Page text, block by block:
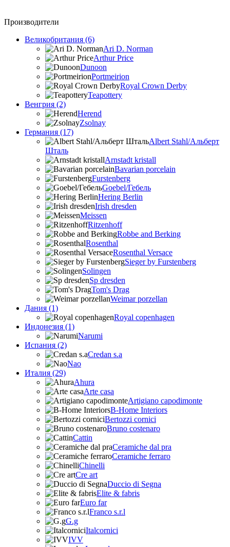
Производители
Великобритания (6)
Ari D. Norman
Arthur Price
Dunoon
Portmeirion
Royal Crown Derby
Teapottery
Венгрия (2)
Herend
Zsolnay
Германия (17)
Albert Stahl/Альбеpт
Шталь
Arnstadt kristall
Bavarian porcelain
Furstenberg
Goebel/Гебель
Hering Berlin
Irish dresden
Meissen
Ritzenhoff
Robbe and Berking
Rosenthal
Rosenthal Versace
Sieger by Furstenberg
Solingen
Sp dresden
Tom's Drag
Weimar porzellan
Дания (1)
Royal copenhagen
Индонезия (1)
Narumi
Испания (2)
Credan s.a
Nao
Италия (29)
Ahura
Arte casa
Artigiano capodimonte
B-Home Interiors
Bertozzi cornici
Bruno costenaro
Cattin
Ceramiche dal pra
Ceramiche ferraro
Chinelli
Cre art
Duccio di Segna
Elite & fabris
Euro far
Franco s.r.l
G.g
Italcornici
IVV